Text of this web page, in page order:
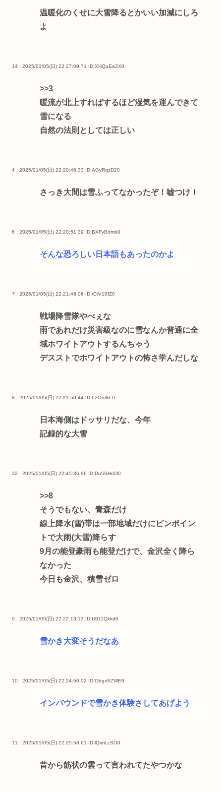
温暖化のくせに大雪降るとかいい加減にしろ
よ
14 : 2025/01/05(日) 22:27:09.71 ID:XHQuEa3X0
>>3
暖流が北上すればするほど湿気を運んできて
雪になる
自然の法則としては正しい
4 : 2025/01/05(日) 22:20:46.33 ID:AGyRqzD20
さっき大間は雪ふってなかったぞ！嘘つけ！
6 : 2025/01/05(日) 22:20:51.39 ID:BXFyBomb0
そんな恐ろしい日本語もあったのかよ
7 : 2025/01/05(日) 22:21:46.06 ID:rCrV10fZ0
戦場降雪隊やべぇな
雨であれだけ災害級なのに雪なんか普通に全
域ホワイトアウトするんちゃう
デスストでホワイトアウトの怖さ学んだしな
8 : 2025/01/05(日) 22:21:50.44 ID:h2OuilkL0
日本海側はドッサリだな、今年
記録的な大雪
32 : 2025/01/05(日) 22:45:36.96 ID:Du5SHd2l0
>>8
そうでもない、青森だけ
線上降水(雪)帯は一部地域だけにピンポイン
トで大雨(大雪)降らす
9月の能登豪雨も能登だけで、金沢全く降ら
なかった
今日も金沢、積雪ゼロ
9 : 2025/01/05(日) 22:22:13.13 ID:U911Qkkd0
雪かき大変そうだなあ
10 : 2025/01/05(日) 22:24:50.02 ID:ObgxSZWE0
インバウンドで雪かき体験さしてあげよう
11 : 2025/01/05(日) 22:25:58.61 ID:lQimLcSO0
昔から筋状の雲って言われてたやつかな